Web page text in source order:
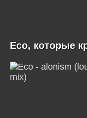
Eco, которые
mix)